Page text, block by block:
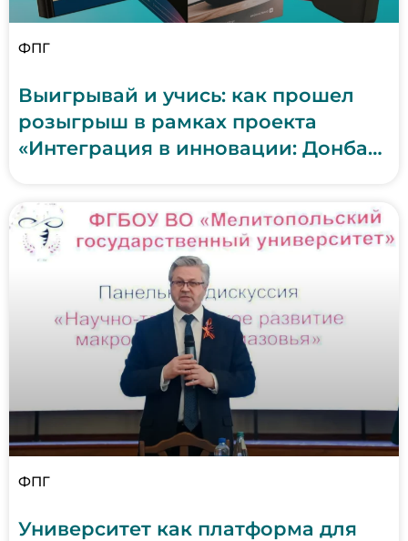
ФПГ
Выигрывай и учись: как прошел
розыгрыш в рамках проекта
«Интеграция в инновации: Донбасс
ФПГ
Университет как платформа для